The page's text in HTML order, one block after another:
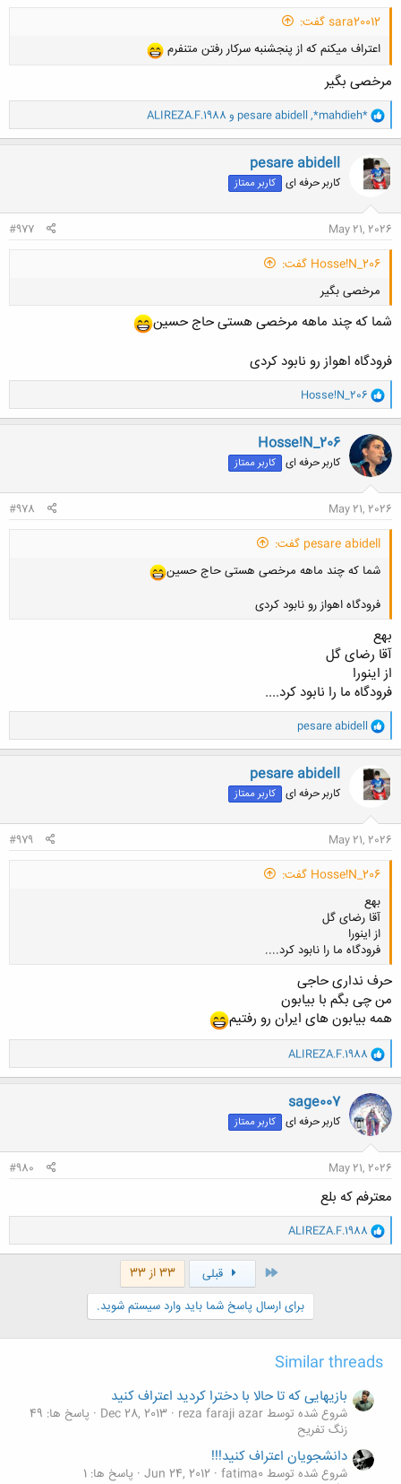
sara20012 گفت:
اعتراف میکنم که از پنجشنبه سرکار رفتن متنفرم
مرخصی بگیر
و
ا
ک
ن
ش
ه
*mahdieh*
,
pesare abidell و ALIREZA.F.1988
pesare abidell
کاربر حرفه ای کاربر ممتاز
May 21, 2026
#977
Hosse!N_206 گفت:
مرخصی بگیر
کلیک کنید تا باز شود...
شما که چند ماهه مرخصی هستی حاج حسین
فرودگاه اهواز رو نابود کردی
و
ا
ک
ن
ش
ه
ا
Hosse!N_206
Hosse!N_206
کاربر حرفه ای کاربر ممتاز
May 21, 2026
#978
pesare abidell گفت:
شما که چند ماهه مرخصی هستی حاج حسین
فرودگاه اهواز رو نابود کردی
بهع
آقا رضای گل
از اینورا
فرودگاه ما را نابود کرد....
و
ا
ک
ن
ش
ه
pesare abidell
pesare abidell
کاربر حرفه ای کاربر ممتاز
May 21, 2026
#979
Hosse!N_206 گفت:
بهع
آقا رضای گل
از اینورا
فرودگاه ما را نابود کرد....
کلیک کنید تا باز شود...
حرف نداری حاجی
من چی بگم با بیابون
همه بیابون های ایران رو رفتیم
و
ا
ک
ن
ش
ه
ا
ALIREZA.F.1988
sage007
کاربر حرفه ای کاربر ممتاز
May 21, 2026
#980
معترفم که بلع
و
ا
ک
ALIREZA.F.1988
اول قبلی
33 از 33
برای ارسال پاسخ شما باید وارد سیستم شوید.
Similar threads
بازیهایی که تا حالا با دخترا کردید اعتراف کنید
شروع شده توسط reza faraji azar Dec 28, 2013
پاسخ ها: 49
زنگ تفريح
دانشجويان اعتراف كنيد!!!
شروع شده توسط fatima0 Jun 24, 2012 پاسخ ها: 1